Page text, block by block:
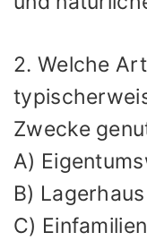
2. Welche
Zwecke
A)
B) Lagerhaus
C)